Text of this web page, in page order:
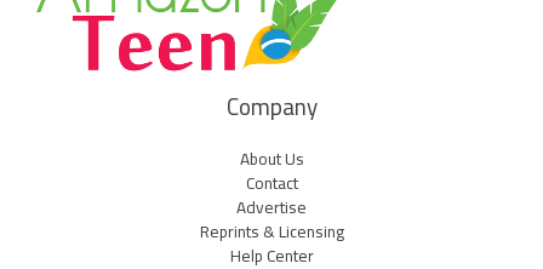
Company
About Us
Contact
Advertise
Reprints & Licensing
Help Center